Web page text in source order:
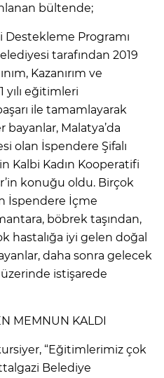
bültende;
Destekleme Programı
tarafından 2019
Kazanırım ve
yılı eğitimleri
ile tamamlayarak
bayanlar, Malatya’da
olan İspendere Şifalı
Kalbi Kadın Kooperatifi
konuğu oldu. Birçok
İspendere İçme
böbrek taşından,
hastalığa iyi gelen doğal
daha sonra gelecek
üzerinde istişarede
MEMNUN KALDI
“Eğitimlerimiz çok
Belediye